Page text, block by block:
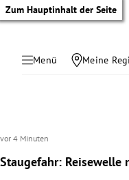
Zum Hauptinhalt der Seite
Menü Meine
vor 4 Minuten
Staugefahr: Reisewelle